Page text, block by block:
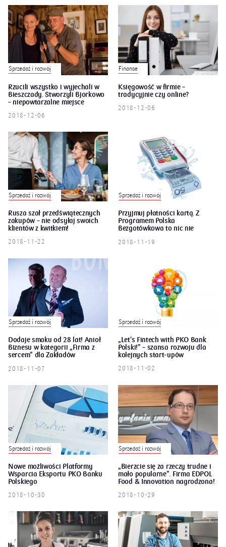
Sprzedaż i rozwój
Rzucili wszystko i wyjechali w
Bieszczady. Stworzyli Bjorkowo
– niepowtarzalne miejsce
2018-12-06
Finanse
Księgowość w firmie –
tradycyjnie czy online?
2018-12-06
Sprzedaż i rozwój
Rusza szał przedświątecznych
zakupów – nie odsyłaj swoich
klientów z kwitkiem!
2018-11-22
Sprzedaż i rozwój
Przyjmuj płatności kartą. Z
Programem Polska
Bezgotówkowa to nic nie
2018-11-19
Sprzedaż i rozwój
Dodaje smaku od 28 lat! Anioł
Biznesu w kategorii „Firma z
sercem” dla Zakładów
2018-11-07
Sprzedaż i rozwój
„Let’s Fintech with PKO Bank
Polski!” – szansa rozwoju dla
kolejnych start-upów
2018-11-02
Sprzedaż i rozwój
Nowe możliwości Platformy
Wsparcia Eksportu PKO Banku
Polskiego
2018-10-30
Sprzedaż i rozwój
„Bierzcie się za rzeczy trudne i
mało popularne”. Firma EDPOL
Food & Innovation nagrodzona!
2018-10-29